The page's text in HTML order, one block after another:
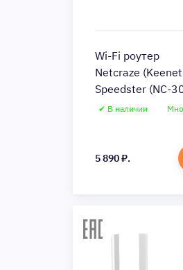
Wi-Fi роутер
Netcraze
Speedster (NC-
✔ В наличии
5 890 ₽.
Быстрый